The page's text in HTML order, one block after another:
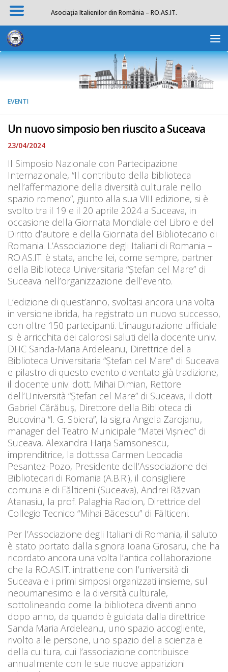
Apri la
Salta al contenuto
EVENTI
Un nuovo simposio ben riuscito a Suceava
23/04/2024
Il Simposio Nazionale con Partecipazione
Internazionale, “Il contributo della biblioteca
nell’affermazione della diversità culturale nello
spazio romeno”, giunto alla sua VIII edizione, si è
svolto tra il 19 e il 20 aprile 2024 a Suceava, in
occasione della Giornata Mondiale del Libro e del
Diritto d’autore e della Giornata del Bibliotecario di
Romania. L’Associazione degli Italiani di Romania –
RO.AS.IT. è stata, anche lei, come sempre, partner
della Biblioteca Universitaria “Ștefan cel Mare” di
Suceava nell’organizzazione dell’evento.
L’edizione di quest’anno, svoltasi ancora una volta
in versione ibrida, ha registrato un nuovo successo,
con oltre 150 partecipanti. L’inaugurazione ufficiale
si è arricchita dei calorosi saluti della docente univ.
DHC Sanda-Maria Ardeleanu, Direttrice della
Biblioteca Universitaria “Ștefan cel Mare” di Suceava
e pilastro di questo evento diventato già tradizione,
il docente univ. dott. Mihai Dimian, Rettore
dell’Università “Ștefan cel Mare” di Suceava, il dott.
Gabriel Cărăbuș, Direttore della Biblioteca di
Bucovina “I. G. Sbiera”, la sig.ra Angela Zarojanu,
manager del Teatro Municipale “Matei Vișniec” di
Suceava, Alexandra Harja Samsonescu,
imprenditrice, la dott.ssa Carmen Leocadia
Pesantez-Pozo, Presidente dell’Associazione dei
Bibliotecari di Romania (A.B.R.), il consigliere
comunale di Fălticeni (Suceava), Andrei Răzvan
Atanasiu, la prof. Palaghia Radion, Direttrice del
Collegio Tecnico “Mihai Băcescu” di Fălticeni.
Per l’Associazione degli Italiani di Romania, il saluto
è stato portato dalla signora Ioana Grosaru, che ha
ricordato ancora una volta l’antica collaborazione
che la RO.AS.IT. intrattiene con l’università di
Suceava e i primi simposi organizzati insieme, sul
neoumanesimo e la diversità culturale,
sottolineando come la biblioteca diventi anno
dopo anno, da quando è guidata dalla direttrice
Sanda Maria Ardeleanu, uno spazio accogliente,
rivolto alle persone, uno spazio della scienza e
della cultura, cui l’associazione contribuisce
annualmente con le sue nuove apparizioni
Asociația Italienilor din România – RO.AS.IT.